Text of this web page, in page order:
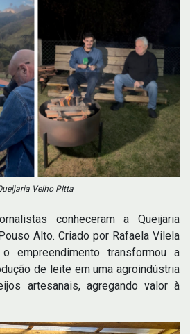
Velho PItta
conheceram a Queijaria
Alto. Criado por Rafaela Vilela
empreendimento transformou a
de leite em uma agroindústria
artesanais, agregando valor à